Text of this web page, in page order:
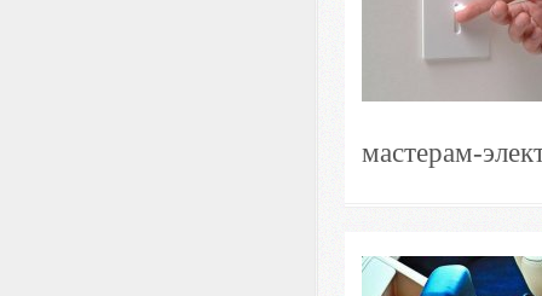
мастерам-